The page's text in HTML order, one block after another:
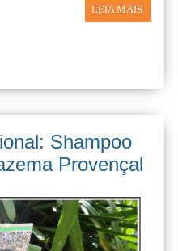
LEIA MAIS
Shampoo
Provençal